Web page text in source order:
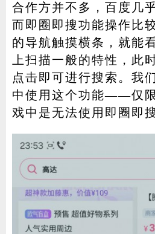
合作方并不多，百度几
而即圈即搜功能操作比
的导航触摸横条，就能
上扫描一般的特性，此
点击即可进行搜索。我
中使用这个功能——仅
戏中是无法使用即圈即